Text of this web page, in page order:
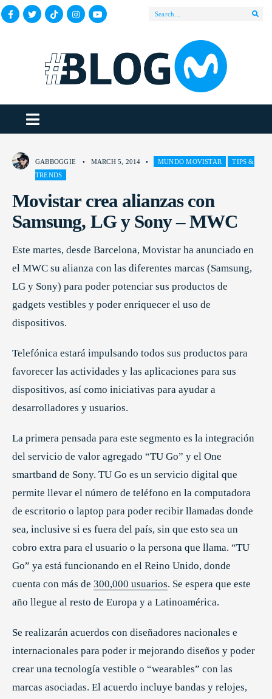
GABBOGGIE • MARCH 5, 2014 • MUNDO MOVISTAR
TIPS &
TRENDS
Movistar crea alianzas con
Samsung, LG y Sony – MWC
Este martes, desde Barcelona, Movistar ha anunciado en
el MWC su alianza con las diferentes marcas (Samsung,
LG y Sony) para poder potenciar sus productos de
gadgets vestibles y poder enriquecer el uso de
dispositivos.
Telefónica estará impulsando todos sus productos para
favorecer las actividades y las aplicaciones para sus
dispositivos, así como iniciativas para ayudar a
desarrolladores y usuarios.
La primera pensada para este segmento es la integración
del servicio de valor agregado “TU Go” y el One
smartband de Sony. TU Go es un servicio digital que
permite llevar el número de teléfono en la computadora
de escritorio o laptop para poder recibir llamadas donde
sea, inclusive si es fuera del país, sin que esto sea un
cobro extra para el usuario o la persona que llama. “TU
Go” ya está funcionando en el Reino Unido, donde
cuenta con más de 300,000 usuarios. Se espera que este
año llegue al resto de Europa y a Latinoamérica.
Se realizarán acuerdos con diseñadores nacionales e
internacionales para poder ir mejorando diseños y poder
crear una tecnología vestible o “wearables” con las
marcas asociadas. El acuerdo incluye bandas y relojes,